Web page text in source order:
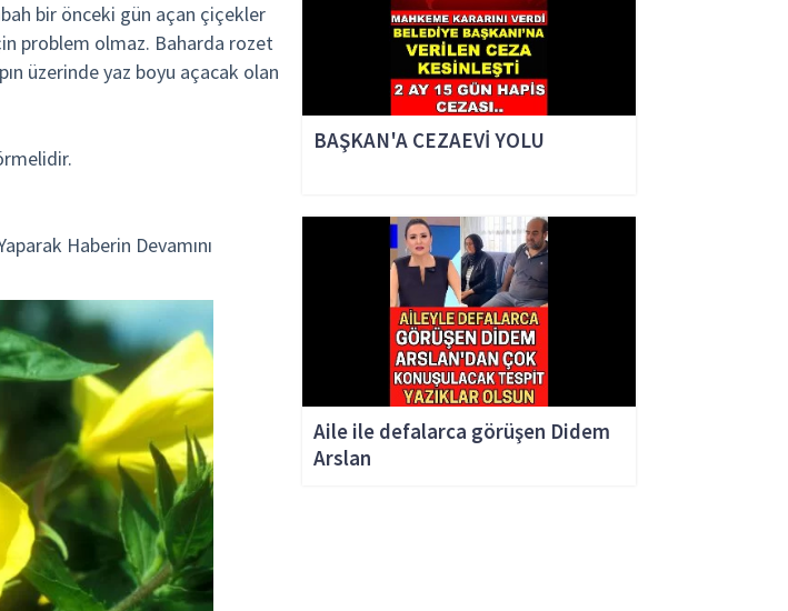
bir önceki gün açan çiçekler
problem olmaz. Baharda rozet
üzerinde yaz boyu açacak olan
Haberin Devamını
BAŞKAN'A CEZAEVİ YOLU
Aile ile defalarca görüşen Didem
Arslan